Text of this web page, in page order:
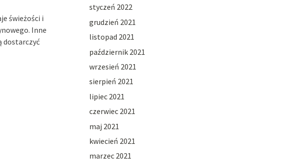
świeżości i
Inne
dostarczyć
styczeń 2022
grudzień 2021
listopad 2021
październik 2021
wrzesień 2021
sierpień 2021
lipiec 2021
czerwiec 2021
maj 2021
kwiecień 2021
marzec 2021